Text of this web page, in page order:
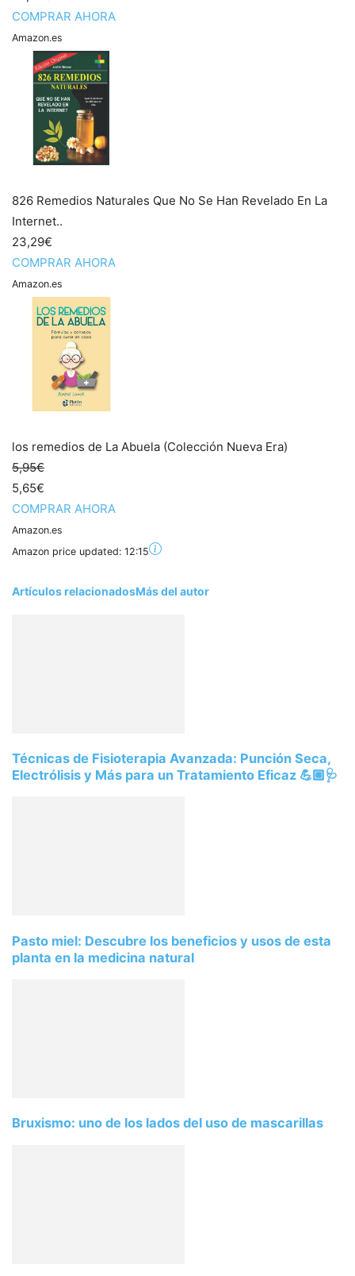
COMPRAR AHORA
Amazon.es
826 Remedios Naturales Que No Se Han Revelado En La
Internet..
23,29€
COMPRAR AHORA
Amazon.es
los remedios de La Abuela (Colección Nueva Era)
5,95€
5,65€
COMPRAR AHORA
Amazon.es
Amazon price updated: 12:15
Artículos relacionadosMás del autor
Técnicas de Fisioterapia Avanzada: Punción Seca,
Electrólisis y Más para un Tratamiento Eficaz 💪🏼🩺
Pasto miel: Descubre los beneficios y usos de esta
planta en la medicina natural
Bruxismo: uno de los lados del uso de mascarillas